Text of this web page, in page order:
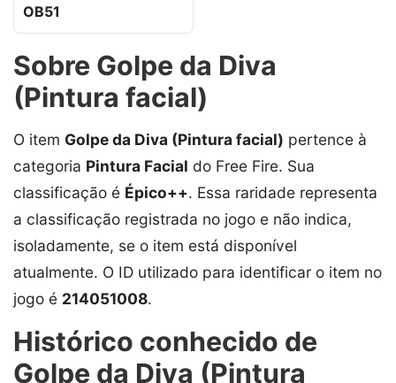
OB51
Sobre Golpe da Diva
(Pintura facial)
O item Golpe da Diva (Pintura facial) pertence à
categoria Pintura Facial do Free Fire. Sua
classificação é Épico++. Essa raridade representa
a classificação registrada no jogo e não indica,
isoladamente, se o item está disponível
atualmente. O ID utilizado para identificar o item no
jogo é 214051008.
Histórico conhecido de
Golpe da Diva (Pintura